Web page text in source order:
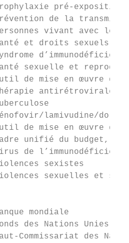
pré-exposition
de la
vivant avec le
et droits sexuels et
sexuelle et
de mise en œuvre
antirétrovirale
lamivudine/
de mise en œuvre
unifié du budget,
de l’immunodéficience
sexistes
sexuelles et
mondiale
des Nations Unies
Commissariat des